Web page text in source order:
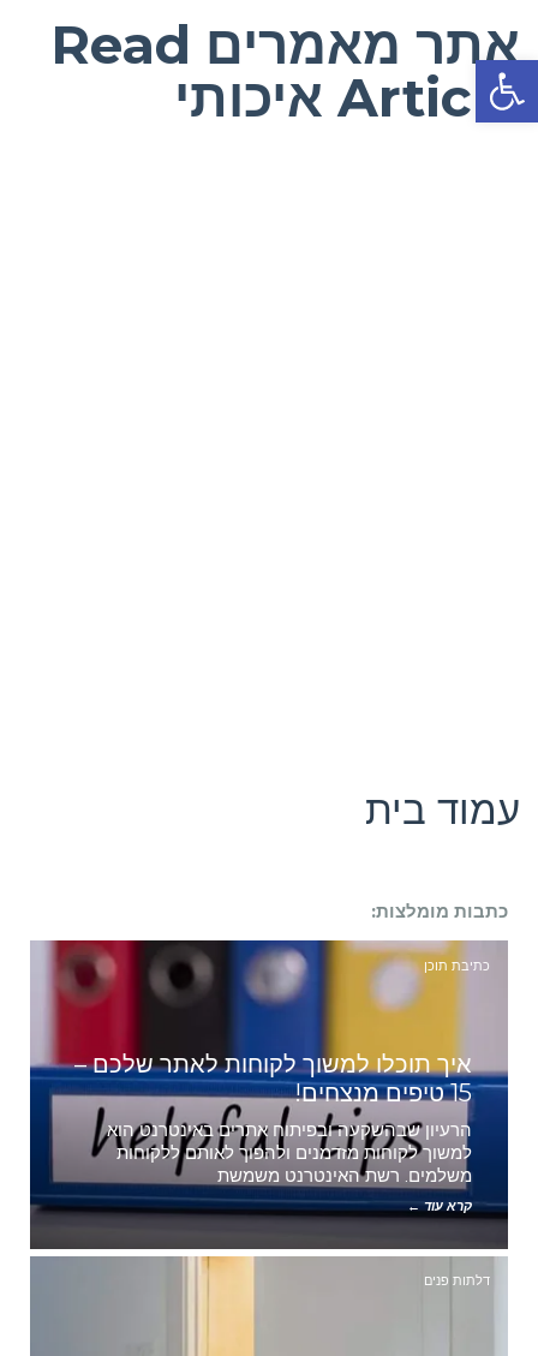
פתח סרגל נגישות
אתר מאמרים Read
Article איכותי
עמוד בית
כתבות מומלצות:
כתיבת תוכן
איך תוכלו למשוך לקוחות לאתר שלכם –
15 טיפים מנצחים!
הרעיון שבהשקעה ובפיתוח אתרים באינטרנט הוא
למשוך לקוחות מזדמנים ולהפוך לאותם ללקוחות
משלמים. רשת האינטרנט משמשת
קרא עוד ←
דלתות פנים